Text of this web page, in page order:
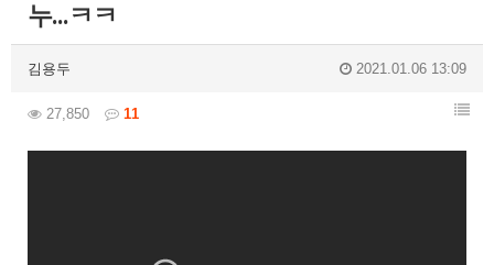
누...ㅋㅋ
김용두 2021.01.06 13:09
27,850 11